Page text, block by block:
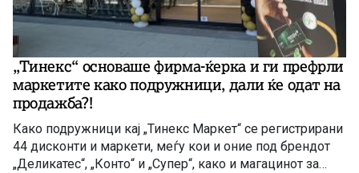
„Тинекс“ основаше фирма-ќерка и ги префрли
маркетите како подружници, дали ќе одат на
продажба?!
Како подружници кај „Тинекс Маркет“ се регистрирани
44 дисконти и маркети, меѓу кои и оние под брендот
„Деликатес“, „Конто“ и „Супер“, како и магацинот за